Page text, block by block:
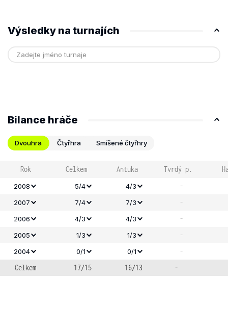
Výsledky na turnajích
Bilance hráče
Dvouhra Čtyřhra Smíšené čtyřhry
Rok Celkem Antuka Tvrdý p.
2008 5/4 4/3 -
2007 7/4 7/3 -
2006 4/3 4/3 -
2005 1/3 1/3 -
2004 0/1 0/1
-
Celkem
17/15 16/13 -